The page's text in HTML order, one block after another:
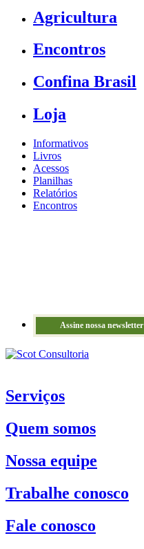
Agricultura
Encontros
Confina Brasil
Loja
Informativos
Livros
Acessos
Planilhas
Relatórios
Encontros
Assine nossa newsletter
Serviços
Quem somos
Nossa equipe
Trabalhe conosco
Fale conosco